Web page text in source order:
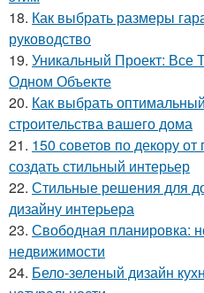
18. Как выбрать размеры
руководство
19. Уникальный Проект: Все
Одном Объекте
20. Как выбрать
строительства вашего дома
21. 150 советов по декору
создать стильный интерьер
22. Стильные решения для
дизайну интерьера
23. Свободная планировка:
недвижимости
24. Бело-зеленый дизайн